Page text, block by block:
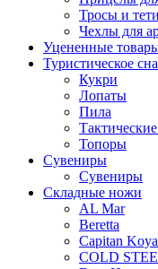
Тросы и
Чехлы для
Уцененные
Туристическое
Кукри
Лопаты
Пила
Топоры
Сувениры
Сувениры
Складные ножи
AL Mar
Beretta
Capitan
COLD